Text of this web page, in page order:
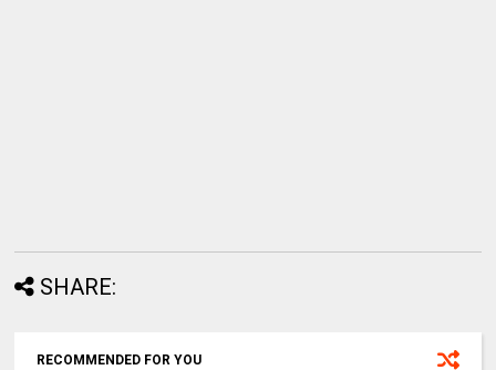
SHARE:
RECOMMENDED FOR YOU